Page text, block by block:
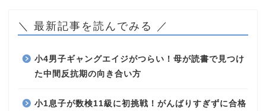
＼ 最新記事を読んでみる ／
小4男子ギャングエイジがつらい！母が読書で見つけ
た中間反抗期の向き合い方
小1息子が数検11級に初挑戦！がんばりすぎずに合格